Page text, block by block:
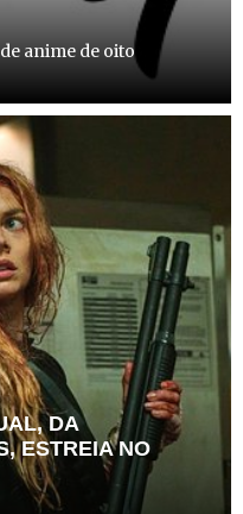
anime de oito
DA
ESTREIA NO